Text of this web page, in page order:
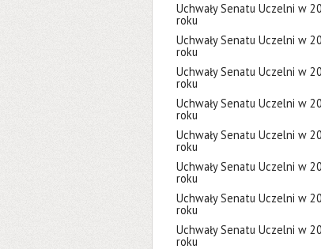
Uchwały Senatu Uczelni w
roku
Uchwały Senatu Uczelni w
roku
Uchwały Senatu Uczelni w
roku
Uchwały Senatu Uczelni w
roku
Uchwały Senatu Uczelni w
roku
Uchwały Senatu Uczelni w
roku
Uchwały Senatu Uczelni w
roku
Uchwały Senatu Uczelni w
roku